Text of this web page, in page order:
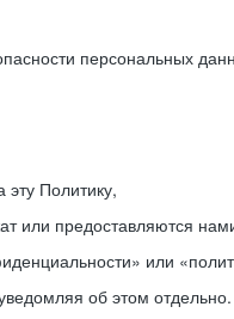
персональных
Политику,
или предоставляются
или
об этом